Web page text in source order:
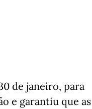
de janeiro, para
e garantiu que as